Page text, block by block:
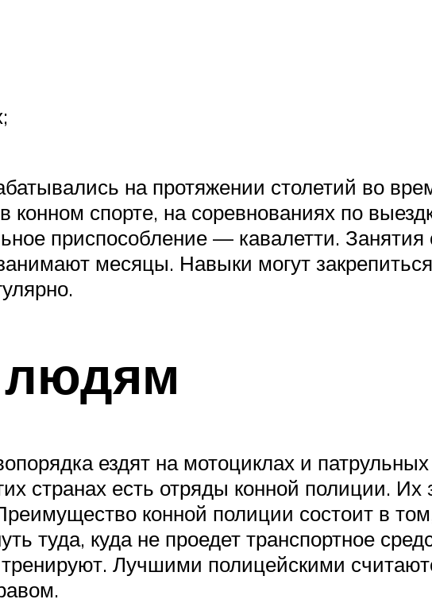
на протяжении столетий во
спорте, на соревнованиях по
приспособление — кавалетти.
месяцы. Навыки могут
ездят на мотоциклах и
странах есть отряды конной полиции.
конной полиции состоит в
туда, куда не проедет транспортное
Лучшими полицейскими